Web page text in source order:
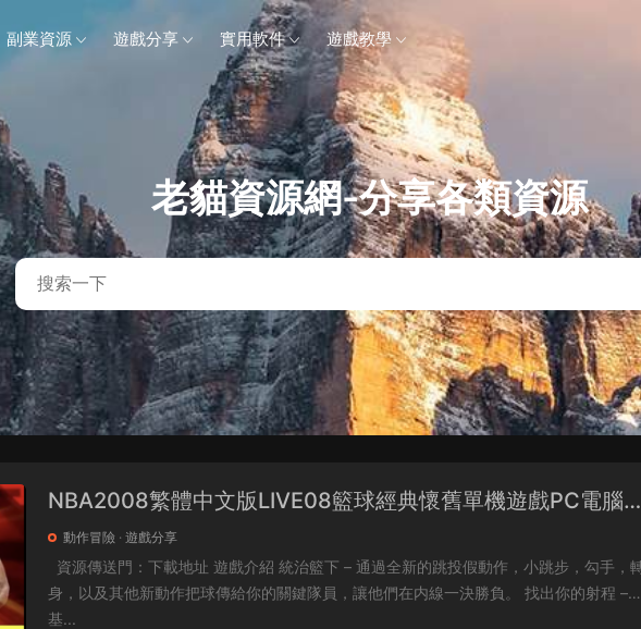
副業資源 遊戲分享 實用軟件 遊戲教學
老貓資源網-分享各類資源
NBA2008繁體中文版LIVE08籃球經典懷舊單機遊戲PC電腦版
高速下載
動作冒險 · 遊戲分享
身，以及其他新動作把球傳給你的關鍵隊員，讓他們在内線一決勝負。 找出你的射程 –
基...